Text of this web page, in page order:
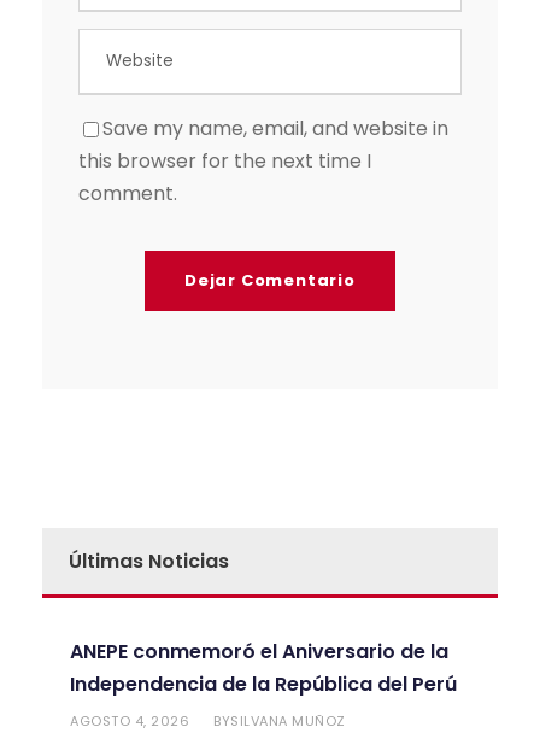
Save my name, email, and website in
this browser for the next time I
comment.
Últimas Noticias
ANEPE conmemoró el Aniversario de la
Independencia de la República del Perú
AGOSTO 4, 2026 BYSILVANA MUÑOZ